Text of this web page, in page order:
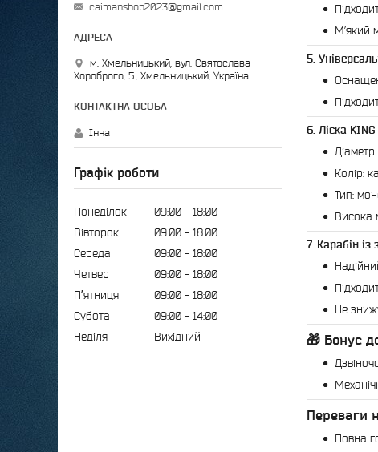
М’який
5.
6. Ліска
Колір:
Тип:
Висока
7. Карабін
Не
🎁 Бонус
Переваги
Повна
caimanshop2023@gmail.com
м. Хмельницький, вул. Святослава
Хороброго, 5., Хмельницький, Україна
Інна
Графік роботи
Понеділок 09:00
18:00
Вівторок
09:00
18:00
Середа
09:00
18:00
Четвер
09:00
18:00
Пʼятниця
09:00
18:00
Субота
09:00
14:00
Неділя
Вихідний